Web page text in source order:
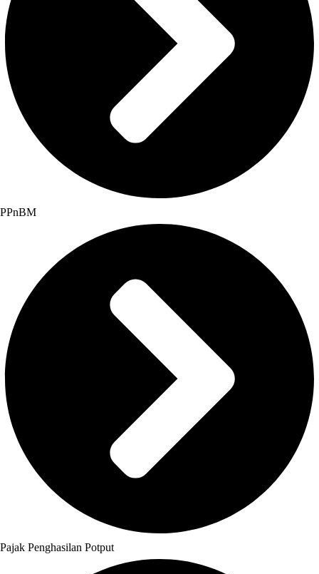
PPnBM
Pajak Penghasilan Potput